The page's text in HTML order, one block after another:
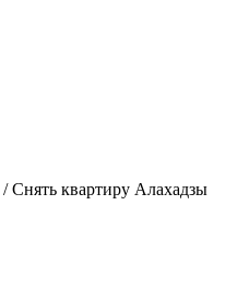
/ Снять квартиру Алахадзы